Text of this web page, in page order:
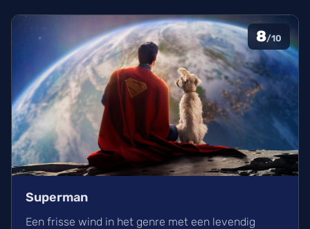
8/10
Superman
Een frisse wind in het genre met een levendig